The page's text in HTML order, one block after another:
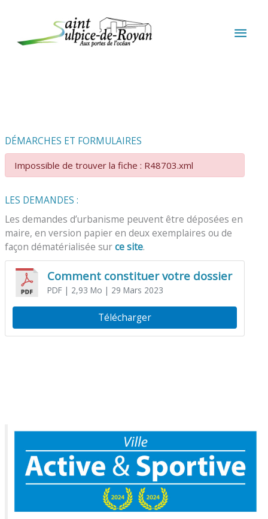
DÉMARCHES ET FORMULAIRES
Impossible de trouver la fiche : R48703.xml
LES DEMANDES :
Les demandes d’urbanisme peuvent être déposées en
maire, en version papier en deux exemplaires ou de
façon dématérialisée surce site.
Comment constituer votre dossier
PDF| 2,93 Mo | 29 Mars 2023
Télécharger